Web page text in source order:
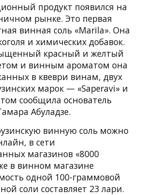
продукт появился на
рынке. Это первая
винная соль «Marila». Она
и химических добавок.
красный и желтый
и винным ароматом она
в квеври винам, двух
марок — «Saperavi» и
сообщила основатель
Абуладзе.
винную соль можно
в сети
магазинов «8000
в винном магазине
одной 100-граммовой
соли составляет 23 лари.